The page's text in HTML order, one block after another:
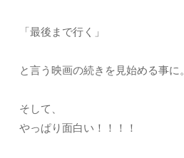
「最後まで行く」
と言う映画の続きを見始める事に。
そして、
やっぱり面白い！！！！